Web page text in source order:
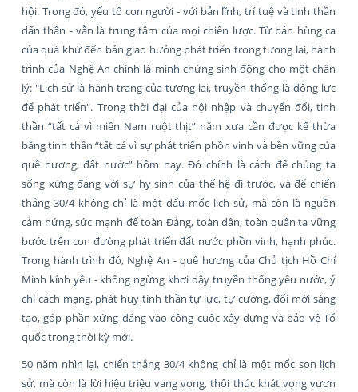
hội. Trong đó, yếu tố con người - với bản lĩnh, trí tuệ và tinh thần
dấn thân - vẫn là trung tâm của mọi chiến lược. Từ bản hùng ca
của quá khứ đến bản giao hưởng phát triển trong tương lai, hành
trình của Nghệ An chính là minh chứng sinh động cho một chân
lý: "Lịch sử là hành trang của tương lai, truyền thống là động lực
để phát triển". Trong thời đại của hội nhập và chuyển đổi, tinh
thần “tất cả vì miền Nam ruột thịt” năm xưa cần được kế thừa
bằng tinh thần “tất cả vì sự phát triển phồn vinh và bền vững của
quê hương, đất nước” hôm nay. Đó chính là cách để chúng ta
sống xứng đáng với sự hy sinh của thế hệ đi trước, và để chiến
thắng 30/4 không chỉ là một dấu mốc lịch sử, mà còn là nguồn
cảm hứng, sức mạnh để toàn Đảng, toàn dân, toàn quân ta vững
bước trên con đường phát triển đất nước phồn vinh, hạnh phúc.
Trong hành trình đó, Nghệ An - quê hương của Chủ tịch Hồ Chí
Minh kính yêu - không ngừng khơi dậy truyền thống yêu nước, ý
chí cách mạng, phát huy tinh thần tự lực, tự cường, đổi mới sáng
tạo, góp phần xứng đáng vào công cuộc xây dựng và bảo vệ Tổ
quốc trong thời kỳ mới.
50 năm nhìn lại, chiến thắng 30/4 không chỉ là một mốc son lịch
sử, mà còn là lời hiệu triệu vang vọng, thôi thúc khát vọng vươn